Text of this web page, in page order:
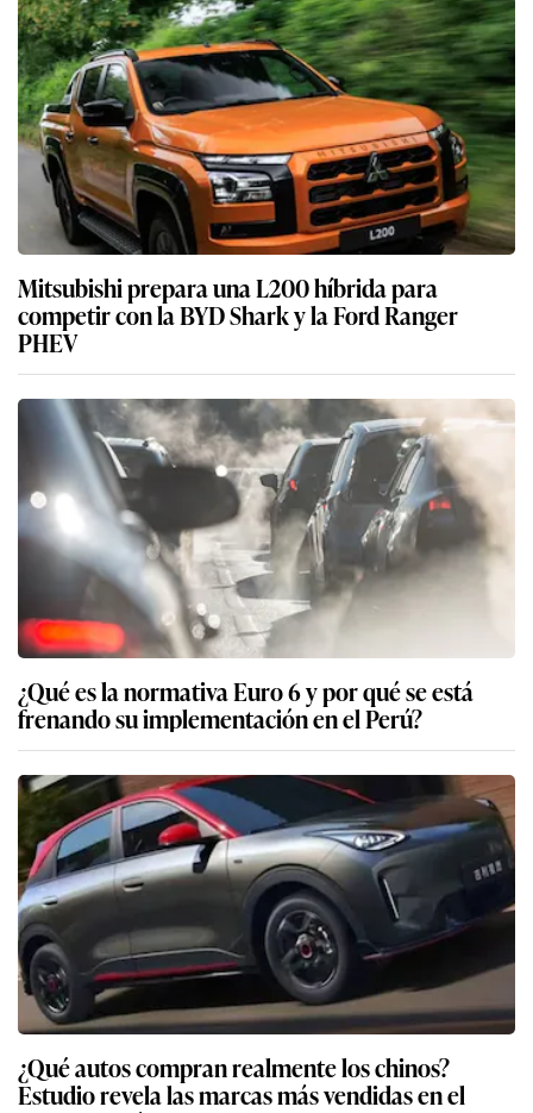
Mitsubishi prepara una L200 híbrida para
competir con la BYD Shark y la Ford Ranger
PHEV
¿Qué es la normativa Euro 6 y por qué se está
frenando su implementación en el Perú?
¿Qué autos compran realmente los chinos?
Estudio revela las marcas más vendidas en el